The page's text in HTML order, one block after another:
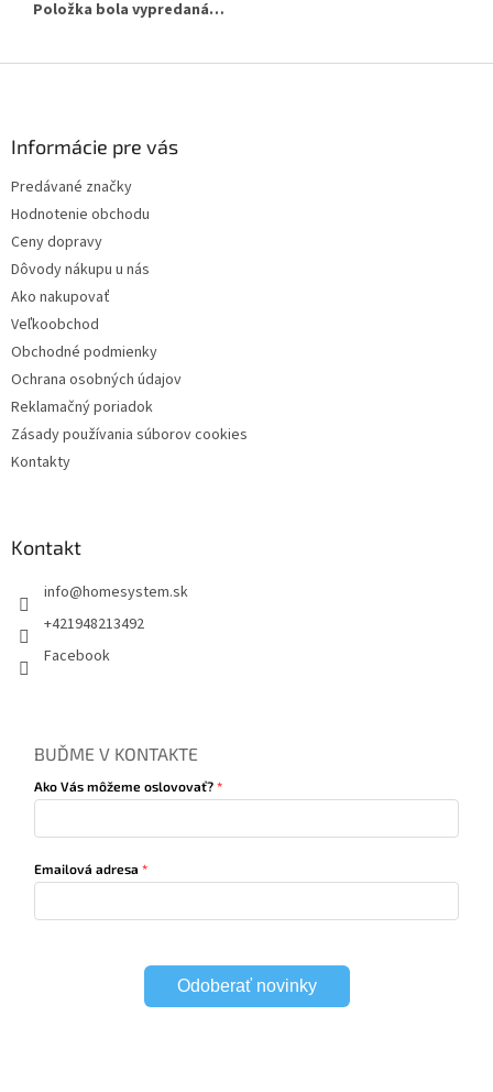
Položka bola vypredaná…
Informácie pre vás
Predávané značky
Hodnotenie obchodu
Ceny dopravy
Dôvody nákupu u nás
Ako nakupovať
Veľkoobchod
Obchodné podmienky
Ochrana osobných údajov
Reklamačný poriadok
Zásady používania súborov cookies
Kontakty
Kontakt
info@homesystem.sk
+421948213492
Facebook
BUĎME V KONTAKTE
Ako Vás môžeme oslovovať?
Emailová adresa
Odoberať novinky